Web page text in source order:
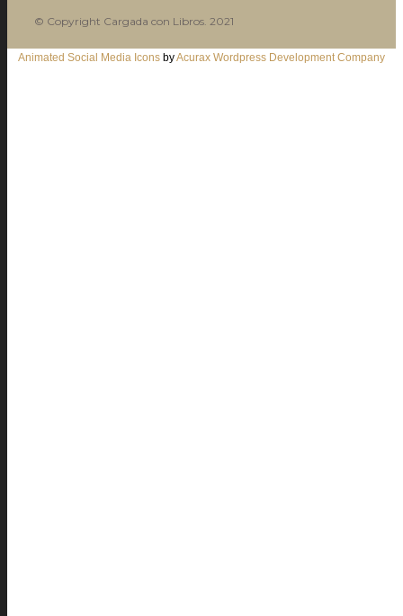
© Copyright Cargada con Libros. 2021
Animated Social Media Icons byAcurax Wordpress Development Company